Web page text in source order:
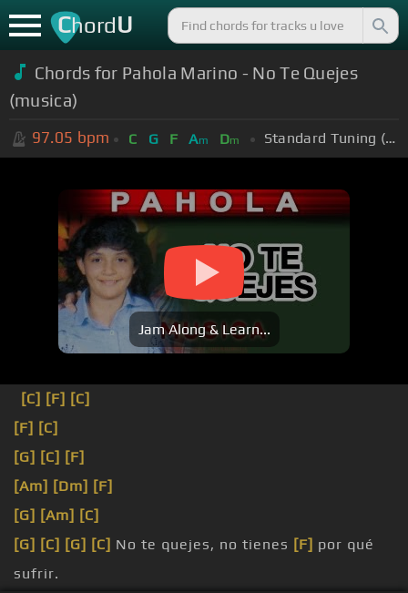
ChordU
Chords for Pahola Marino - No Te Quejes
(musica)
97.05 bpm C G F Am Dm Standard Tuning (EADGBE)
Jam Along & Learn...
[C] [F] [C]
[F] [C]
[G] [C] [F]
[Am] [Dm] [F]
[G] [Am] [C]
[G] [C] [G] [C] No te quejes, no tienes [F] por qué
sufrir.